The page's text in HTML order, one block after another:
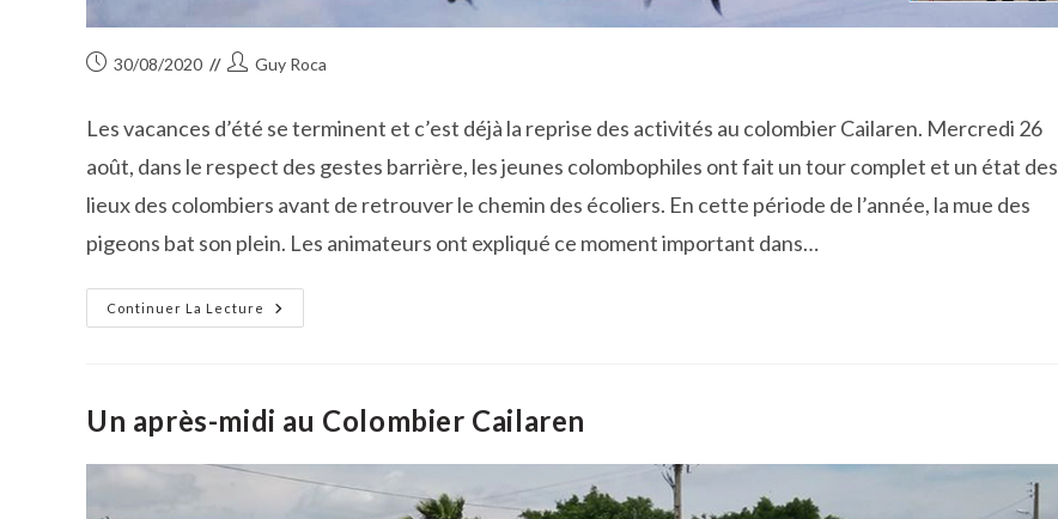
Publication
30/08/2020
Auteur/autrice
publication :
Guy Roca
Les vacances d’été se terminent et c’est déjà la reprise des activités au colombier Cailaren. Mercredi 26
août, dans le respect des gestes barrière, les jeunes colombophiles ont fait un tour complet et un état des
lieux des colombiers avant de retrouver le chemin des écoliers. En cette période de l’année, la mue des
pigeons bat son plein. Les animateurs ont expliqué ce moment important dans…
Continuer La Lecture
Reprise
Des
De
Camargue
Un après-midi au Colombier Cailaren